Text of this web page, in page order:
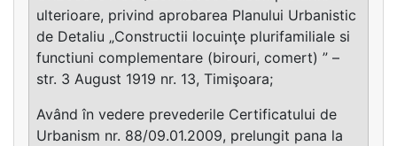
ulterioare, privind aprobarea Planului Urbanistic
de Detaliu „Constructii locuinţe plurifamiliale si
functiuni complementare (birouri, comert) ” –
str. 3 August 1919 nr. 13, Timişoara;
Având în vedere prevederile Certificatului de
Urbanism nr. 88/09.01.2009, prelungit pana la